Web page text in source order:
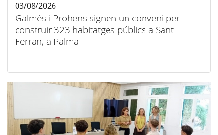
Galmés i Prohens signen un conveni per
construir 323 habitatges públics a Sant
Ferran, a Palma
03/08/2026